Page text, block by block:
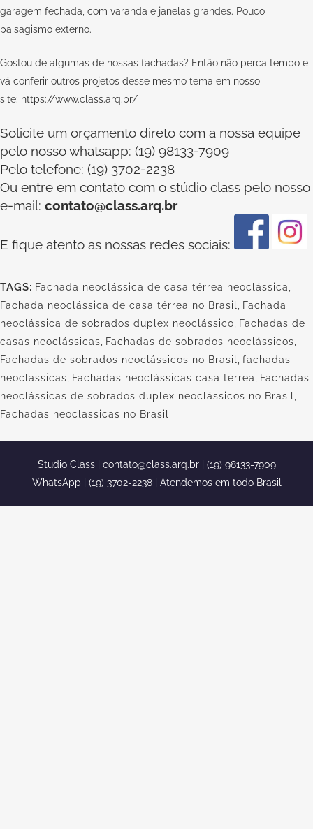
garagem fechada, com varanda e janelas grandes. Pouco
paisagismo externo.
Gostou de algumas de nossas fachadas? Então não perca tempo e
vá conferir outros projetos desse mesmo tema em nosso
site: https://www.class.arq.br/
Solicite um orçamento direto com a nossa equipe
pelo nosso whatsapp: (19) 98133-7909
Pelo telefone: (19) 3702-2238
Ou entre em contato com o stúdio class pelo nosso
e-mail: contato@class.arq.br
E fique atento as nossas redes sociais:
TAGS: Fachada neoclássica de casa térrea neoclássica
Fachada neoclássica de casa térrea no Brasil
Fachada
neoclássica de sobrados duplex neoclássico
Fachadas de
casas neoclássicas
Fachadas de sobrados neoclássicos
Fachadas de sobrados neoclássicos no Brasil
fachadas
neoclassicas
Fachadas neoclássicas casa térrea
Fachadas
neoclássicas de sobrados duplex neoclássicos no Brasil
Fachadas neoclassicas no Brasil
Studio Class | contato@class.arq.br| (19) 98133-7909
WhatsApp | (19) 3702-2238 | Atendemos em todo Brasil